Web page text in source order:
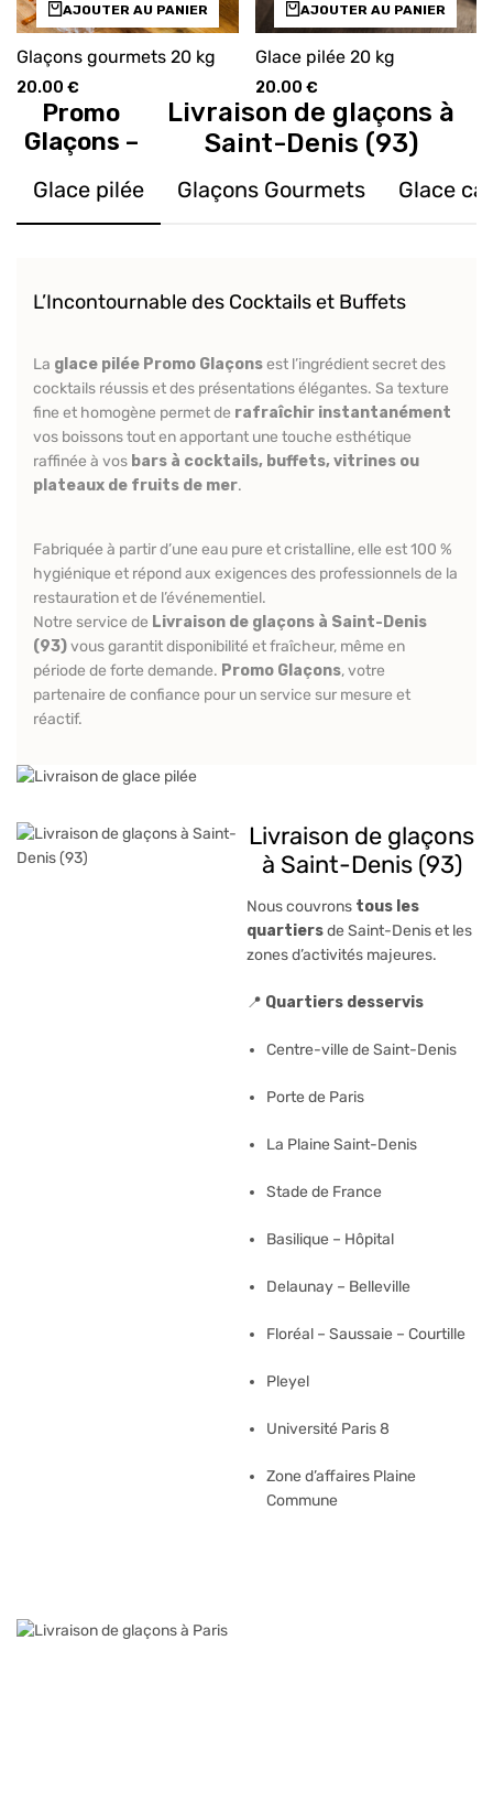
AJOUTER AU PANIER
Glaçons gourmets 20 kg
20.00 €
AJOUTER AU PANIER
Glace pilée 20 kg
20.00 €
Promo
Glaçons –
Livraison de glaçons à
Saint-Denis (93)
Glace pilée Glaçons Gourmets Glace
L’Incontournable des Cocktails et Buffets
La glace pilée Promo Glaçonsest l’ingrédient secret des
cocktails réussis et des présentations élégantes. Sa texture
fine et homogène permet de rafraîchir instantanément
vos boissons tout en apportant une touche esthétique
raffinée à vos bars à cocktails, buffets, vitrines ou
plateaux de fruits de mer.
Fabriquée à partir d’une eau pure et cristalline, elle est 100 %
hygiénique et répond aux exigences des professionnels de la
restauration et de l’événementiel.
Notre service de Livraison de glaçons à Saint-Denis
(93)vous garantit disponibilité et fraîcheur, même en
période de forte demande. Promo Glaçons, votre
partenaire de confiance pour un service sur mesure et
réactif.
Livraison de glaçons
à Saint-Denis (93)
Nous couvrons tous les
quartiersde Saint-Denis et les
zones d’activités majeures.
📍 Quartiers desservis
Centre-ville de Saint-Denis
Porte de Paris
La Plaine Saint-Denis
Stade de France
Basilique – Hôpital
Delaunay – Belleville
Floréal – Saussaie – Courtille
Pleyel
Université Paris 8
Zone d’affaires Plaine
Commune